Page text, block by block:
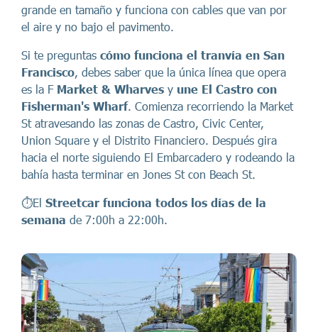
grande en tamaño y funciona con cables que van por
el aire y no bajo el pavimento.
Si te preguntas cómo funciona el tranvía en San
Francisco , debes saber que la única línea que opera
es la FMarket & Wharves y une El Castro con
Fisherman's Wharf. Comienza recorriendo la Market
St atravesando las zonas de Castro, Civic Center,
Union Square y el Distrito Financiero. Después gira
hacia el norte siguiendo El Embarcadero y rodeando la
bahía hasta terminar en Jones St con Beach St.
⏱️El Streetcar funciona todos los días de la
semana de 7:00h a 22:00h.